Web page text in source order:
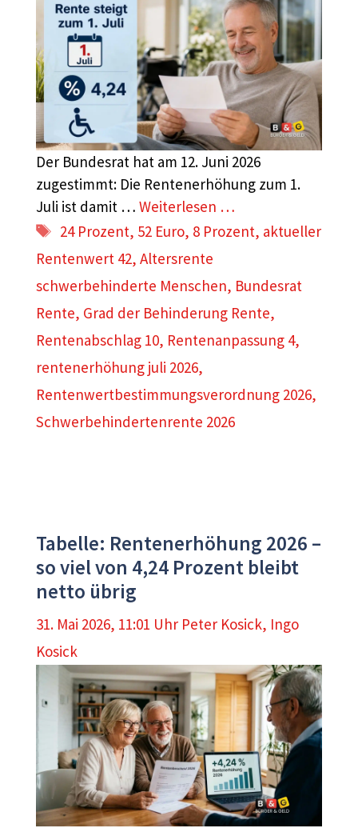
Der Bundesrat hat am 12. Juni 2026
zugestimmt: Die Rentenerhöhung zum 1.
Juli ist damit … Weiterlesen …
Schlagwörter
24 Prozent, 52 Euro, 8 Prozent, aktueller
Rentenwert 42, Altersrente
schwerbehinderte Menschen, Bundesrat
Rente, Grad der Behinderung Rente,
Rentenabschlag 10, Rentenanpassung 4,
rentenerhöhung juli 2026,
Rentenwertbestimmungsverordnung 2026,
Schwerbehindertenrente 2026
Tabelle: Rentenerhöhung 2026 –
so viel von 4,24 Prozent bleibt
netto übrig
31. Mai 2026, 11:01 Uhr Peter Kosick, Ingo
Kosick